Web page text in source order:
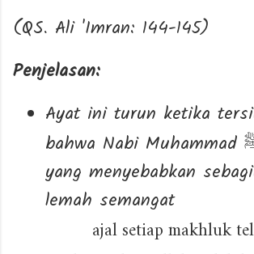
(QS. Ali 'Imran: 144-145)
Penjelasan:
Ayat ini turun ketika
bahwa Nabi Muhammad
yang menyebabkan
lemah semangat
: ajal setiap makhluk